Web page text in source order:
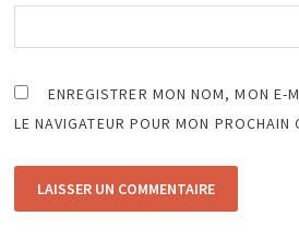
ENREGISTRER MON NOM, MON E-
LE NAVIGATEUR POUR MON PROCHAIN